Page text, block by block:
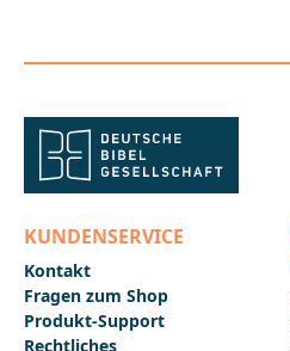
KUNDENSERVICE
Kontakt
Fragen zum Shop
Produkt-Support
Rechtliches